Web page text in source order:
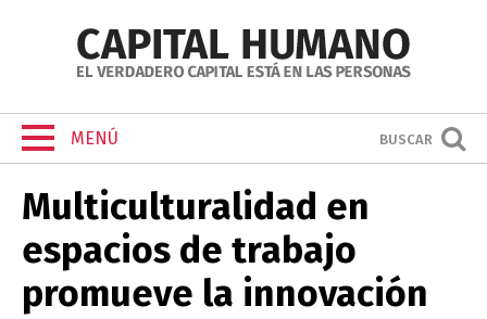
MENÚ BUSCAR
Multiculturalidad en
espacios de trabajo
promueve la innovación